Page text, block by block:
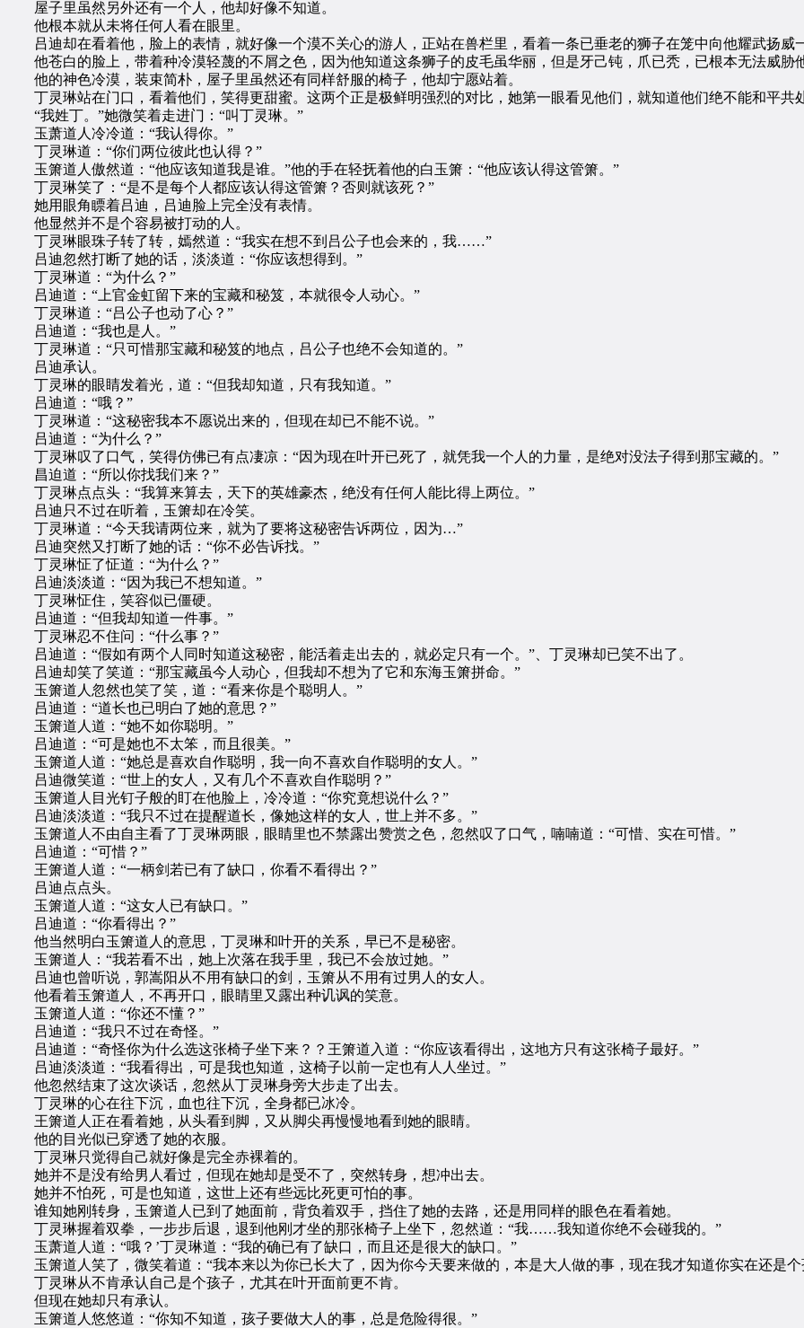
屋子里虽然另外还有一个人，他却好像不知道。
他根本就从未将任何人看在眼里。
吕迪却在看着他，脸上的表情，就好像一个漠不关心的游人，正站在兽栏里，看着一条已垂老的狮子在笼中向他耀武扬威
他苍白的脸上，带着种冷漠轻蔑的不屑之色，因为他知道这条狮子的皮毛虽华丽，但是牙己钝，爪已秃，已根本无法威胁
他的神色冷漠，装束简朴，屋子里虽然还有同样舒服的椅子，他却宁愿站着。
丁灵琳站在门口，看着他们，笑得更甜蜜。这两个正是极鲜明强烈的对比，她第一眼看见他们，就知道他们绝不能和平共
“我姓丁。”她微笑着走进门：“叫丁灵琳。”
玉萧道人冷冷道：“我认得你。”
丁灵琳道：“你们两位彼此也认得？”
玉箫道人傲然道：“他应该知道我是谁。”他的手在轻抚着他的白玉箫：“他应该认得这管箫。”
丁灵琳笑了：“是不是每个人都应该认得这管箫？否则就该死？”
她用眼角瞟着吕迪，吕迪脸上完全没有表情。
他显然并不是个容易被打动的人。
丁灵琳眼珠子转了转，嫣然道：“我实在想不到吕公子也会来的，我……”
吕迪忽然打断了她的话，淡淡道：“你应该想得到。”
丁灵琳道：“为什么？”
吕迪道：“上官金虹留下来的宝藏和秘笈，本就很令人动心。”
丁灵琳道：“吕公子也动了心？”
吕迪道：“我也是人。”
丁灵琳道：“只可惜那宝藏和秘笈的地点，吕公子也绝不会知道的。”
吕迪承认。
丁灵琳的眼睛发着光，道：“但我却知道，只有我知道。”
吕迪道：“哦？”
丁灵琳道：“这秘密我本不愿说出来的，但现在却已不能不说。”
吕迪道：“为什么？”
丁灵琳叹了口气，笑得仿佛已有点凄凉：“因为现在叶开已死了，就凭我一个人的力量，是绝对没法子得到那宝藏的。”
昌迫道：“所以你找我们来？”
丁灵琳点点头：“我算来算去，天下的英雄豪杰，绝没有任何人能比得上两位。”
吕迪只不过在听着，玉箫却在冷笑。
丁灵琳道：“今天我请两位来，就为了要将这秘密告诉两位，因为…”
吕迪突然又打断了她的话：“你不必告诉找。”
丁灵琳怔了怔道：“为什么？”
吕迪淡淡道：“因为我已不想知道。”
丁灵琳怔住，笑容似已僵硬。
吕迪道：“但我却知道一件事。”
丁灵琳忍不住问：“什么事？”
吕迪道：“假如有两个人同时知道这秘密，能活着走出去的，就必定只有一个。”、丁灵琳却已笑不出了。
吕迪却笑了笑道：“那宝藏虽今人动心，但我却不想为了它和东海玉箫拼命。”
玉箫道人忽然也笑了笑，道：“看来你是个聪明人。”
吕迪道：“道长也已明白了她的意思？”
玉箫道人道：“她不如你聪明。”
吕迪道：“可是她也不太笨，而且很美。”
玉箫道人道：“她总是喜欢自作聪明，我一向不喜欢自作聪明的女人。”
吕迪微笑道：“世上的女人，又有几个不喜欢自作聪明？”
玉箫道人目光钉子般的盯在他脸上，冷冷道：“你究竟想说什么？”
吕迪淡淡道：“我只不过在提醒道长，像她这样的女人，世上并不多。”
玉箫道人不由自主看了丁灵琳两眼，眼睛里也不禁露出赞赏之色，忽然叹了口气，喃喃道：“可惜、实在可惜。”
吕迪道：“可惜？”
王箫道人道：“一柄剑若已有了缺口，你看不看得出？”
吕迪点点头。
玉箫道人道：“这女人已有缺口。”
吕迪道：“你看得出？”
他当然明白玉箫道人的意思，丁灵琳和叶开的关系，早已不是秘密。
玉箫道人：“我若看不出，她上次落在我手里，我已不会放过她。”
吕迪也曾听说，郭嵩阳从不用有缺口的剑，玉箫从不用有过男人的女人。
他看着玉箫道人，不再开口，眼睛里又露出种讥讽的笑意。
玉箫道人道：“你还不懂？”
吕迪道：“我只不过在奇怪。”
吕迪道：“奇怪你为什么选这张椅子坐下来？？王箫道入道：“你应该看得出，这地方只有这张椅子最好。”
吕迪淡淡道：“我看得出，可是我也知道，这椅子以前一定也有人人坐过。”
他忽然结束了这次谈话，忽然从丁灵琳身旁大步走了出去。
丁灵琳的心在往下沉，血也往下沉，全身都已冰冷。
王箫道人正在看着她，从头看到脚，又从脚尖再慢慢地看到她的眼睛。
他的目光似已穿透了她的衣服。
丁灵琳只觉得自己就好像是完全赤裸着的。
她并不是没有给男人看过，但现在她却是受不了，突然转身，想冲出去。
她并不怕死，可是也知道，这世上还有些远比死更可怕的事。
谁知她刚转身，玉箫道人已到了她面前，背负着双手，挡住了她的去路，还是用同样的眼色在看着她。
丁灵琳握着双拳，一步步后退，退到他刚才坐的那张椅子上坐下，忽然道：“我……我知道你绝不会碰我的。”
玉萧道人道：“哦？’丁灵琳道：“我的确已有了缺口，而且还是很大的缺口。”
玉箫道人笑了，微笑着道：“我本来以为你已长大了，因为你今天要来做的，本是大人做的事，现在我才知道你实在还是个
丁灵琳从不肯承认自己是个孩子，尤其在叶开面前更不肯。
但现在她却只有承认。
玉箫道人悠悠道：“你知不知道，孩子要做大人的事，总是危险得很。”